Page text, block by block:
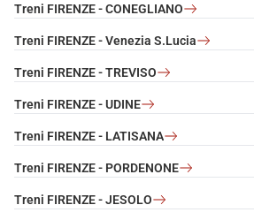
Treni FIRENZE - CONEGLIANO
Treni FIRENZE - Venezia S.Lucia
Treni FIRENZE - TREVISO
Treni FIRENZE - UDINE
Treni FIRENZE - LATISANA
Treni FIRENZE - PORDENONE
Treni FIRENZE - JESOLO